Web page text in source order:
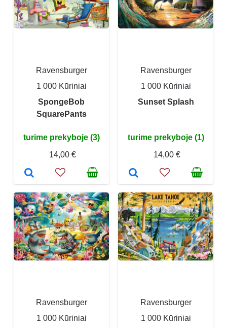
Ravensburger
1 000 Kūriniai
SpongeBob
SquarePants
turime prekyboje (3)
14,00 €
Ravensburger
1 000 Kūriniai
Sunset Splash
turime prekyboje (1)
14,00 €
Ravensburger
1 000 Kūriniai
Ravensburger
1 000 Kūriniai